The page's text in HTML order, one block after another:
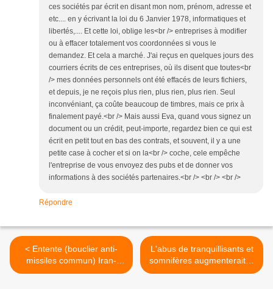
ces sociétés par écrit en disant mon nom, prénom, adresse et
etc.... en y écrivant la loi du 6 Janvier 1978, informatiques et
libertés,.... Et cette loi, oblige les<br /> entreprises à modifier
ou à effacer totalement vos coordonnées si vous le
demandez. Et cela a marché. J'ai reçus en quelques jours des
courriers écrits de ces entreprises, où ils disent que toutes<br
/> mes données personnels ont été effacés de leurs fichiers,
et depuis, je ne reçois plus rien, plus rien, plus rien. Seul
inconvéniant, ça coûte beaucoup de timbres, mais ce prix à
finalement payé.<br /> Mais aussi Eva, quand vous signez un
document ou un crédit, peut-importe, regardez bien ce qui est
écrit en petit tout en bas des contrats, et souvent, il y a une
petite case à cocher et si on la<br /> coche, cele empêche
l'entreprise de vous envoyez des pubs et de donner vos
informations à des sociétés partenaires.<br /> <br /> <br />
Répondre
< Entente (bouclier anti-
missiles commun) Iran-
Russie-Chine pour se
L'abus de tranquillisants et
somnifères augmenterait le
risque d'Alzheimer >